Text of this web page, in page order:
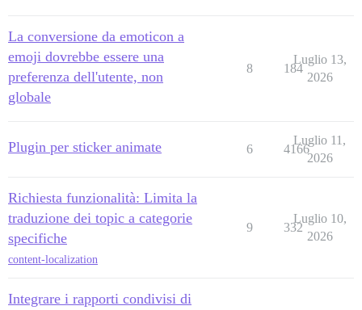
La conversione da emoticon a
emoji dovrebbe essere una
preferenza dell'utente, non
globale
8 184
Luglio 13,
2026
Plugin per sticker animate 6 4166
Luglio 11,
2026
Richiesta funzionalità: Limita la
traduzione dei topic a categorie
specifiche
content-localization
9 332
Luglio 10,
2026
Integrare i rapporti condivisi di